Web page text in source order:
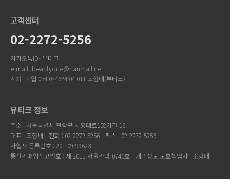
고객센터
02-2272-5256
카카오톡ID- 뷰티크
e-mail- beautyque@hanmail.net
계좌- 기업 034 074624 04 011 조형배(뷰티크)
뷰티크 정보
주소 : 서울특별시 관악구 시흥대로158가길 16
대표 : 조형배
전화 : 02-2272-5256
팩스 : 02-2272-5256
사업자 등록번호 : 201-09-99623
통신판매업신고번호 : 제 2011-서울관악-0740호
개인정보 보호책임자 : 조형배